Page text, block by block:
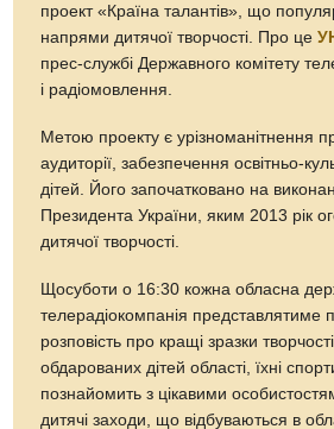
проект «Країна талантів», що
напрями дитячої творчості. Про це
прес-службі Державного комітету
і радіомовлення.
Метою проекту є урізноманітнення
аудиторії, забезпечення освітньо-
дітей. Його започатковано на
Президента України, яким 2013 рік
дитячої творчості.
Щосуботи о 16:30 кожна обласна
телерадіокомпанія представлятиме
розповість про кращі зразки
обдарованих дітей області, їхні
познайомить з цікавими
дитячі заходи, що відбуваються в